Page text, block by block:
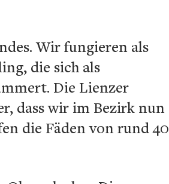
Wir fungieren als
die sich als
Die Lienzer
dass wir im Bezirk nun
die Fäden von rund 40